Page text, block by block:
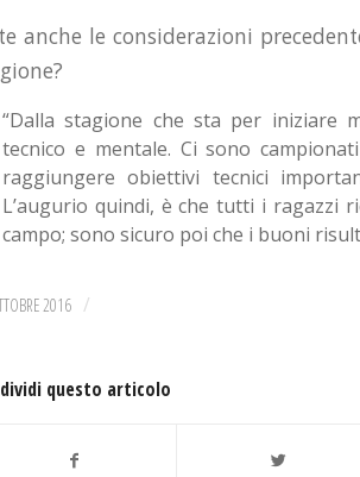
anche le considerazioni
“Dalla stagione che sta per iniziare
tecnico e mentale. Ci sono
raggiungere obiettivi tecnici
L’augurio quindi, è che tutti i ragazzi
campo; sono sicuro poi che i buoni
2016 /
questo articolo